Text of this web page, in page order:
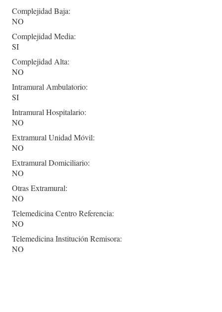
Complejidad Baja:
NO
Complejidad Media:
SI
Complejidad Alta:
NO
Intramural Ambulatorio:
SI
Intramural Hospitalario:
NO
Extramural Unidad Móvil:
NO
Extramural Domiciliario:
NO
Otras Extramural:
NO
Telemedicina Centro Referencia:
NO
Telemedicina Institución Remisora:
NO